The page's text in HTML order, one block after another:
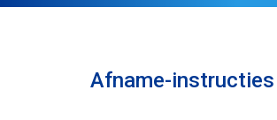
Afname-instructies